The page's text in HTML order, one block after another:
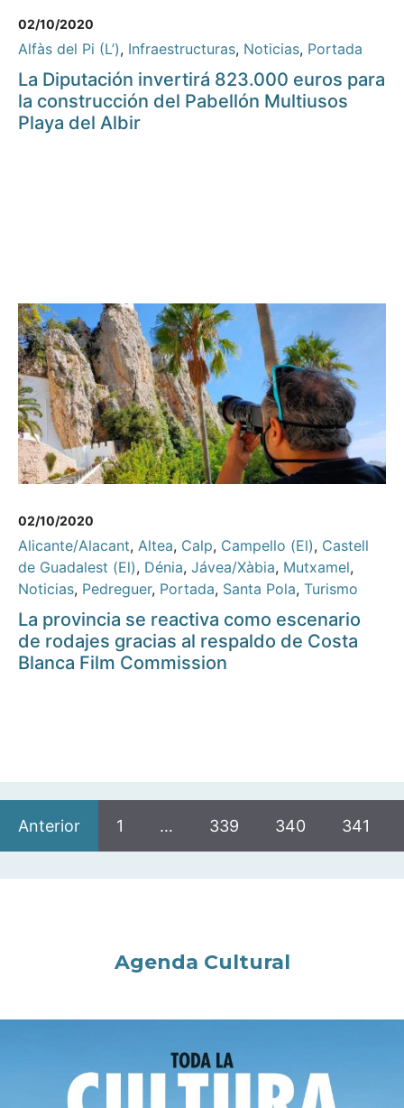
02/10/2020
Alfàs del Pi (L’), Infraestructuras, Noticias, Portada
La Diputación invertirá 823.000 euros para
la construcción del Pabellón Multiusos
Playa del Albir
02/10/2020
Alicante/Alacant, Altea, Calp, Campello (El), Castell
de Guadalest (El), Dénia, Jávea/Xàbia, Mutxamel,
Noticias, Pedreguer, Portada, Santa Pola, Turismo
La provincia se reactiva como escenario
de rodajes gracias al respaldo de Costa
Blanca Film Commission
Anterior 1 … 339 340 341
Agenda Cultural